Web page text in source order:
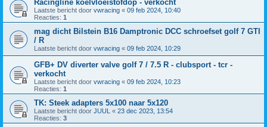
Racingline koelvloeistofdop - verkocht
Laatste bericht door vwracing « 09 feb 2024, 10:40
Reacties: 1
mag dicht Bilstein B16 Damptronic DCC schroefset golf 7 GTI
/ R
Laatste bericht door vwracing « 09 feb 2024, 10:29
GFB+ DV diverter valve golf 7 / 7.5 R - clubsport - tcr -
verkocht
Laatste bericht door vwracing « 09 feb 2024, 10:23
Reacties: 1
TK: Steek adapters 5x100 naar 5x120
Laatste bericht door JUUL « 23 dec 2023, 13:54
Reacties: 3